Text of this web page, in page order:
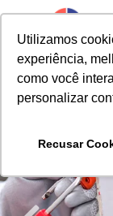
Utilizamos
experiência,
como você
personalizar
Recusar